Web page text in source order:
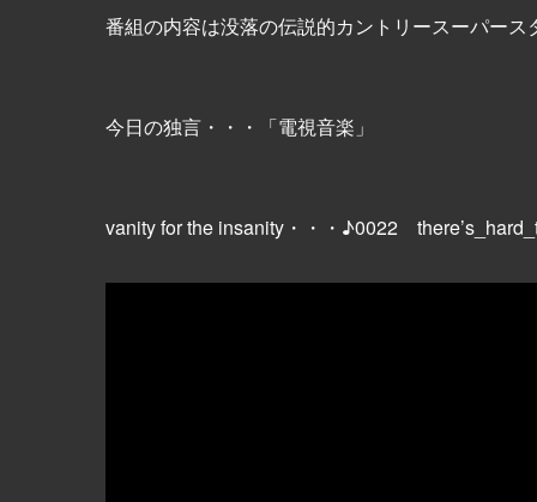
番組の内容は没落の伝説的カントリースーパース
今日の独言・・・「電視音楽」
vanity for the insanity・・・♪0022